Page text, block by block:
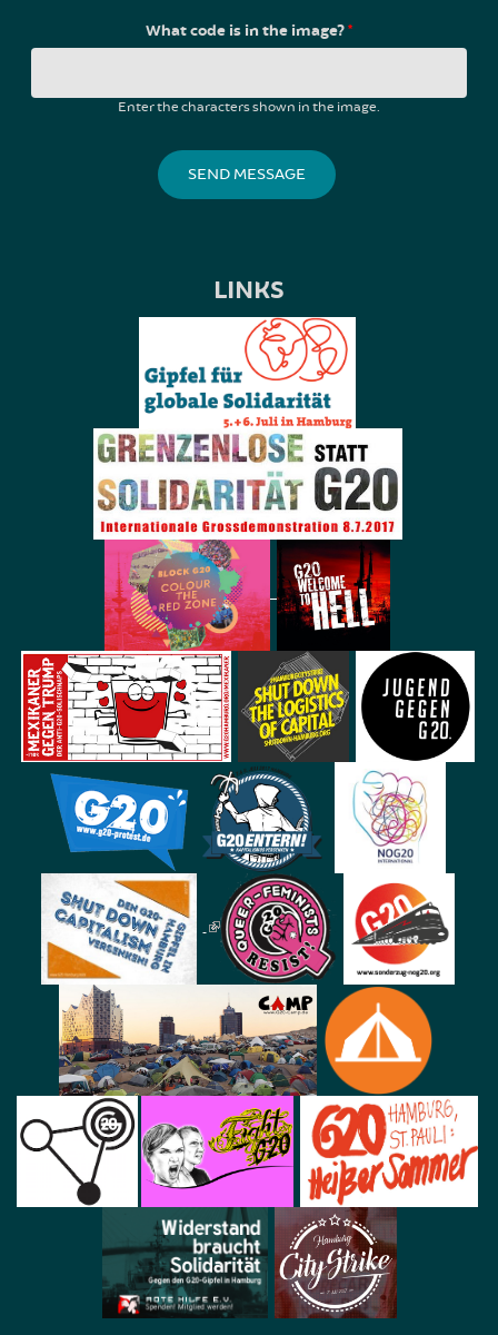
What code is in the image?*
Enter the characters shown in the image.
LINKS